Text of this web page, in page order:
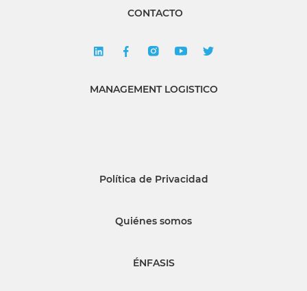
CONTACTO
MANAGEMENT LOGISTICO
Política de Privacidad
Quiénes somos
ÉNFASIS